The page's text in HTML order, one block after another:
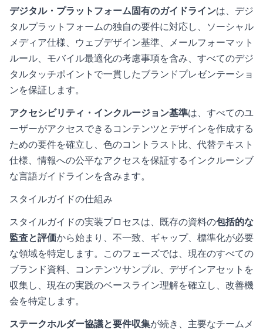
デジタル・プラットフォーム固有のガイドラインは、デジ
タルプラットフォームの独自の要件に対応し、ソーシャル
メディア仕様、ウェブデザイン基準、メールフォーマット
ルール、モバイル最適化の考慮事項を含み、すべてのデジ
タルタッチポイントで一貫したブランドプレゼンテーショ
ンを保証します。
アクセシビリティ・インクルージョン基準は、すべてのユ
ーザーがアクセスできるコンテンツとデザインを作成する
ための要件を確立し、色のコントラスト比、代替テキスト
仕様、情報への公平なアクセスを保証するインクルーシブ
な言語ガイドラインを含みます。
スタイルガイドの仕組み
スタイルガイドの実装プロセスは、既存の資料の包括的な
監査と評価から始まり、不一致、ギャップ、標準化が必要
な領域を特定します。このフェーズでは、現在のすべての
ブランド資料、コンテンツサンプル、デザインアセットを
収集し、現在の実践のベースライン理解を確立し、改善機
会を特定します。
ステークホルダー協議と要件収集が続き、主要なチームメ